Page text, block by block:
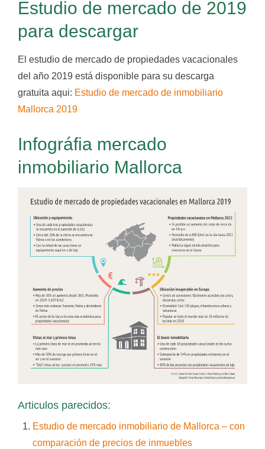
Estudio de mercado de 2019
para descargar
El estudio de mercado de propiedades vacacionales
del año 2019 está disponible para su descarga
gratuita aqui: Estudio de mercado de inmobiliario
Mallorca 2019
Infográfia mercado
inmobiliario Mallorca
Articulos parecidos:
Estudio de mercado inmobiliario de Mallorca – con
comparación de precios de inmuebles